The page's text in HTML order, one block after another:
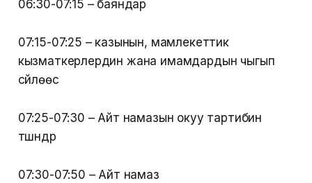
06:30-07:15 – баяндар
07:15-07:25 – казынын, мамлекеттик
кызматкерлердин жана имамдардын чыгып
сүйлөөсү
07:25-07:30 – Айт намазын окуу тартибин
түшүндүрүү
07:30-07:50 – Айт намаз